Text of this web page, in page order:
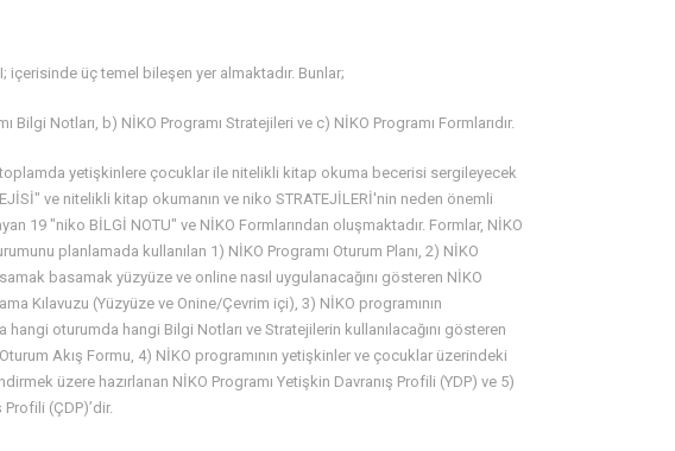
içerisinde üç temel bileşen yer almaktadır. Bunlar;
Bilgi Notları, b) NİKO Programı Stratejileri ve c) NİKO Programı Formlarıdır.
toplamda yetişkinlere çocuklar ile nitelikli kitap okuma becerisi sergileyecek
ve nitelikli kitap okumanın ve niko STRATEJİLERİ'nin neden önemli
19 "niko BİLGİ NOTU" ve NİKO Formlarından oluşmaktadır. Formlar, NİKO
planlamada kullanılan 1) NİKO Programı Oturum Planı, 2) NİKO
basamak yüzyüze ve online nasıl uygulanacağını gösteren NİKO
Kılavuzu (Yüzyüze ve Onine/Çevrim içi), 3) NİKO programının
hangi oturumda hangi Bilgi Notları ve Stratejilerin kullanılacağını gösteren
Akış Formu, 4) NİKO programının yetişkinler ve çocuklar üzerindeki
üzere hazırlanan NİKO Programı Yetişkin Davranış Profili (YDP) ve 5)
(ÇDP)’dir.